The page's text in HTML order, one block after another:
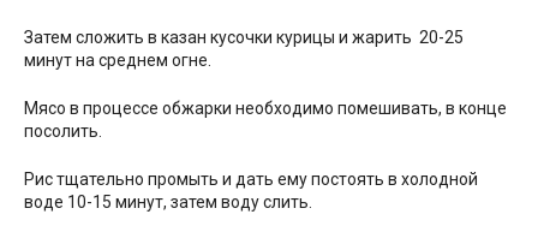
Затем сложить в казан кусочки курицы и жарить 20-25
минут на среднем огне.
Мясо в процессе обжарки необходимо помешивать, в конце
посолить.
Рис тщательно промыть и дать ему постоять в холодной
воде 10-15 минут, затем воду слить.